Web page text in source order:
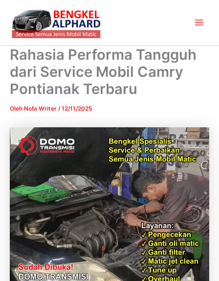
konten
Rahasia Performa Tangguh
dari Service Mobil Camry
Pontianak Terbaru
Oleh Nofa Writer /12/11/2025